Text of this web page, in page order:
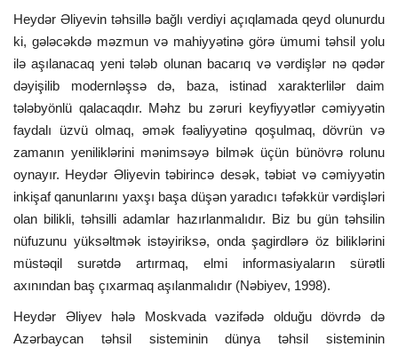
Heydər Əliyevin təhsillə bağlı verdiyi açıqlamada qeyd olunurdu
ki, gələcəkdə məzmun və mahiyyətinə görə ümumi təhsil yolu
ilə aşılanacaq yeni tələb olunan bacarıq və vərdişlər nə qədər
dəyişilib modernləşsə də, baza, istinad xarakterlilər daim
tələbyönlü qalacaqdır. Məhz bu zəruri keyfiyyətlər cəmiyyətin
faydalı üzvü olmaq, əmək fəaliyyətinə qoşulmaq, dövrün və
zamanın yeniliklərini mənimsəyə bilmək üçün bünövrə rolunu
oynayır. Heydər Əliyevin təbirincə desək, təbiət və cəmiyyətin
inkişaf qanunlarını yaxşı başa düşən yaradıcı təfəkkür vərdişləri
olan bilikli, təhsilli adamlar hazırlanmalıdır. Biz bu gün təhsilin
nüfuzunu yüksəltmək istəyiriksə, onda şagirdlərə öz biliklərini
müstəqil surətdə artırmaq, elmi informasiyaların sürətli
axınından baş çıxarmaq aşılanmalıdır (Nəbiyev, 1998).
Heydər Əliyev hələ Moskvada vəzifədə olduğu dövrdə də
Azərbaycan təhsil sisteminin dünya təhsil sisteminin